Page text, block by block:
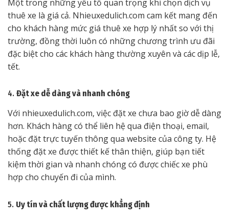
Một trong những yếu tố quan trọng khi chọn dịch vụ
thuê xe là giá cả. Nhieuxedulich.com cam kết mang đến
cho khách hàng mức giá thuê xe hợp lý nhất so với thị
trường, đồng thời luôn có những chương trình ưu đãi
đặc biệt cho các khách hàng thường xuyên và các dịp lễ,
tết.
4. Đặt xe dễ dàng và nhanh chóng
Với nhieuxedulich.com, việc đặt xe chưa bao giờ dễ dàng
hơn. Khách hàng có thể liên hệ qua điện thoại, email,
hoặc đặt trực tuyến thông qua website của công ty. Hệ
thống đặt xe được thiết kế thân thiện, giúp bạn tiết
kiệm thời gian và nhanh chóng có được chiếc xe phù
hợp cho chuyến đi của mình.
5. Uy tín và chất lượng được khẳng định